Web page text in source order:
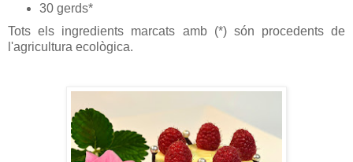
30 gerds*
Tots els ingredients marcats amb (*) són procedents de
l'agricultura ecològica.